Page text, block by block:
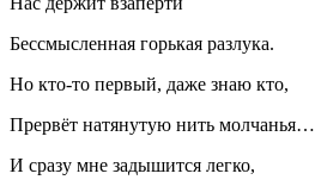
Бессмысленная горькая разлука.
Но кто-то первый, даже знаю кто,
Прервёт натянутую нить молчанья…
И сразу мне задышится легко,